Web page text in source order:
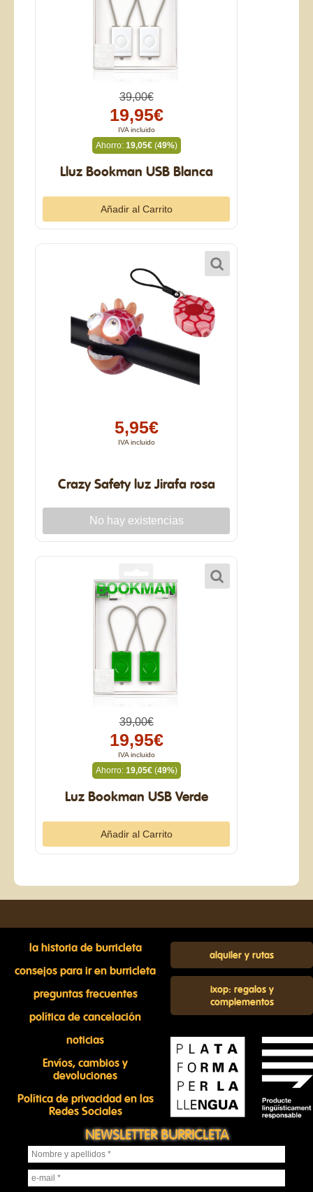
39,00€
19,95€
IVA incluido
Ahorro: 19,05€(49%)
Lluz Bookman USB Blanca
5,95€
IVA incluido
Crazy Safety luz Jirafa rosa
39,00€
19,95€
IVA incluido
Ahorro: 19,05€(49%)
Luz Bookman USB Verde
la historia de burricleta
consejos para ir en burricleta
preguntas frecuentes
política de cancelación
noticias
Envíos, cambios y
devoluciones
Política de privacidad en las
Redes Sociales
alquiler y rutas
ixop: regalos y
complementos
NEWSLETTER BURRICLETA